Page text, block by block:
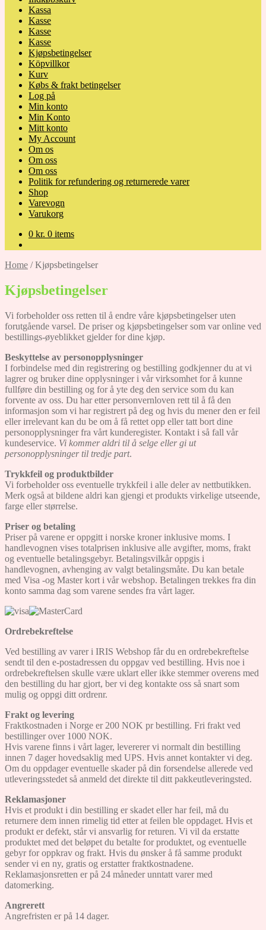
Kassa
Kasse
Kasse
Kasse
Kjøpsbetingelser
Köpvillkor
Kurv
Købs & frakt betingelser
Log på
Min konto
Min Konto
Mitt konto
My Account
Om os
Om oss
Om oss
Politik for refundering og returnerede varer
Shop
Varevogn
Varukorg
0 kr. 0 items
Home /Kjøpsbetingelser
Kjøpsbetingelser
Vi forbeholder oss retten til å endre våre kjøpsbetingelser uten
forutgående varsel. De priser og kjøpsbetingelser som var online ved
bestillings-øyeblikket gjelder for dine kjøp.
Beskyttelse av personopplysninger
I forbindelse med din registrering og bestilling godkjenner du at vi
lagrer og bruker dine opplysninger i vår virksomhet for å kunne
fullføre din bestilling og for å yte deg den service som du kan
forvente av oss. Du har etter personvernloven rett til å få den
informasjon som vi har registrert på deg og hvis du mener den er feil
eller irrelevant kan du be om å få rettet opp eller tatt bort dine
personopplysninger fra vårt kunderegister. Kontakt i så fall vår
kundeservice. Vi kommer aldri til å selge eller gi ut
personopplysninger til tredje part.
Trykkfeil og produktbilder
Vi forbeholder oss eventuelle trykkfeil i alle deler av nettbutikken.
Merk også at bildene aldri kan gjengi et produkts virkelige utseende,
farge eller størrelse.
Priser og betaling
Priser på varene er oppgitt i norske kroner inklusive moms. I
handlevognen vises totalprisen inklusive alle avgifter, moms, frakt
og eventuelle betalingsgebyr. Betalingsvilkår oppgis i
handlevognen, avhenging av valgt betalingsmåte. Du kan betale
med Visa -og Master kort i vår webshop. Betalingen trekkes fra din
konto samma dag som varene sendes fra vårt lager.
Ordrebekreftelse
Ved bestilling av varer i IRIS Webshop får du en ordrebekreftelse
sendt til den e-postadressen du oppgav ved bestilling. Hvis noe i
ordrebekreftelsen skulle være uklart eller ikke stemmer overens med
den bestilling du har gjort, ber vi deg kontakte oss så snart som
mulig og oppgi ditt ordrenr.
Frakt og levering
Fraktkostnaden i Norge er 200 NOK pr bestilling. Fri frakt ved
bestillinger over 1000 NOK.
Hvis varene finns i vårt lager, levererer vi normalt din bestilling
innen 7 dager hovedsaklig med UPS. Hvis annet kontakter vi deg.
Om du oppdager eventuelle skader på din forsendelse allerede ved
utleveringsstedet så anmeld det direkte til ditt pakkeutleveringsted.
Reklamasjoner
Hvis et produkt i din bestilling er skadet eller har feil, må du
returnere dem innen rimelig tid etter at feilen ble oppdaget. Hvis et
produkt er defekt, står vi ansvarlig for returen. Vi vil da erstatte
produktet med det beløpet du betalte for produktet, og eventuelle
gebyr for oppkrav og frakt. Hvis du ønsker å få samme produkt
sender vi en ny, gratis og erstatter fraktkostnadene.
Reklamasjonsretten er på 24 måneder unntatt varer med
datomerking.
Angrerett
Angrefristen er på 14 dager.